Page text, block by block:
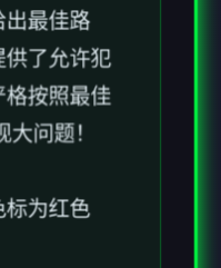
按照最佳
大问题！
为红色
色